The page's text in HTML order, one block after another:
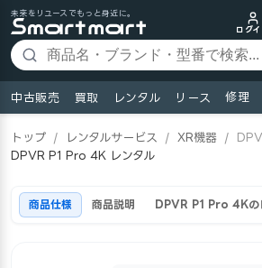
未来をリユースでもっと身近に。
ログイ
中古販売 買取 レンタル リース 修理
トップ / レンタルサービス / XR機器 /
DPVR P1 Pro 4K レンタル
商品仕様 商品説明 DPVR P1 Pro 4Kの